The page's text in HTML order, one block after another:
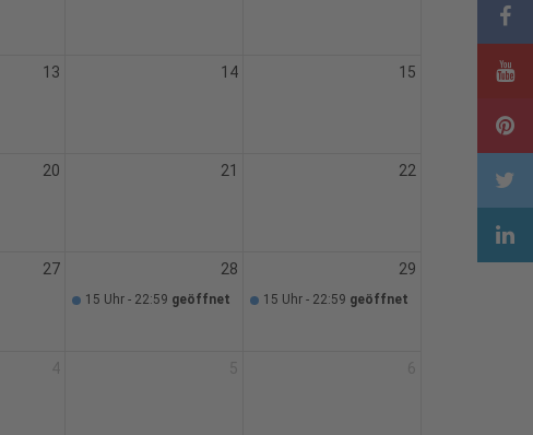
13 14 15
20 21 22
27 28
15 Uhr - 22:59 geöffnet
29
15 Uhr - 22:59 geöffnet